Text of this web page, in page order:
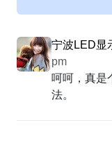
宁波LED显
pm
呵呵，真是
法。